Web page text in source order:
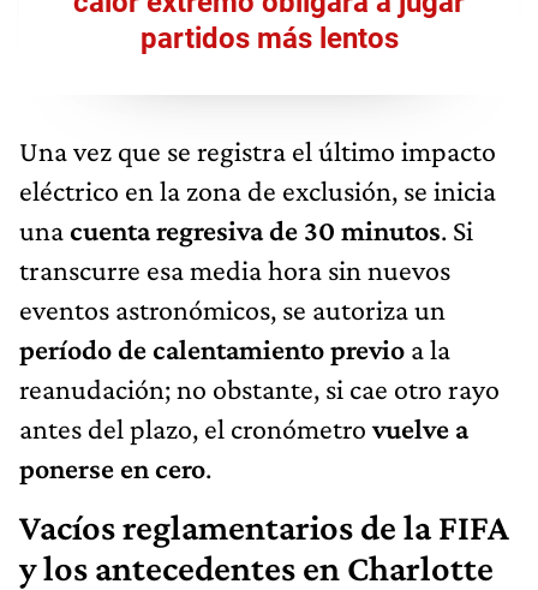
partidos más lentos
Una vez que se registra el último impacto
eléctrico en la zona de exclusión, se inicia
unacuenta regresiva de 30 minutos. Si
transcurre esa media hora sin nuevos
eventos astronómicos, se autoriza un
período de calentamiento previo a la
reanudación; no obstante, si cae otro rayo
antes del plazo, el cronómetrovuelve a
ponerse en cero.
Vacíos reglamentarios de la FIFA
y los antecedentes en Charlotte